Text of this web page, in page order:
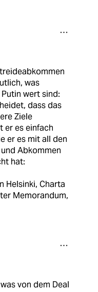
was
wert sind:
dass das
Ziele
er es einfach
er es mit all den
Abkommen
hat:
Helsinki, Charta
Memorandum,
von dem Deal